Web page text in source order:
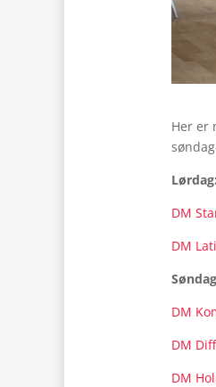
Her er
Lørdag:
DM
DM
DM
DM
DM